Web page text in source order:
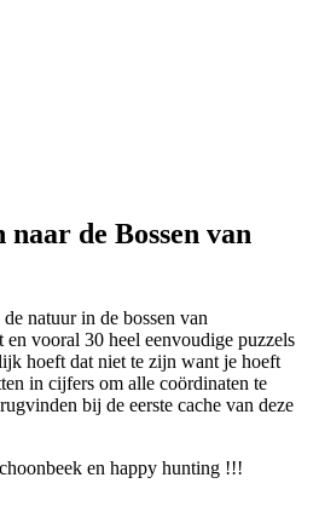
de Bossen van
natuur in de bossen van
en vooral 30 heel eenvoudige puzzels
hoeft dat niet te zijn want je hoeft
in cijfers om alle coördinaten te
bij de eerste cache van deze
en happy hunting !!!